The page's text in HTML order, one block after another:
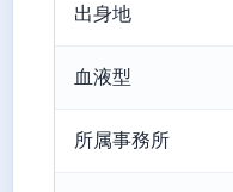
出身地
血液型
所属事務所